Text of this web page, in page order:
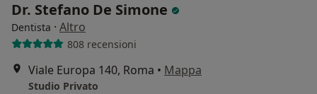
Dr. Stefano De Simone
Dentista · Altro
808 recensioni
Viale Europa 140, Roma • Mappa
Studio Privato